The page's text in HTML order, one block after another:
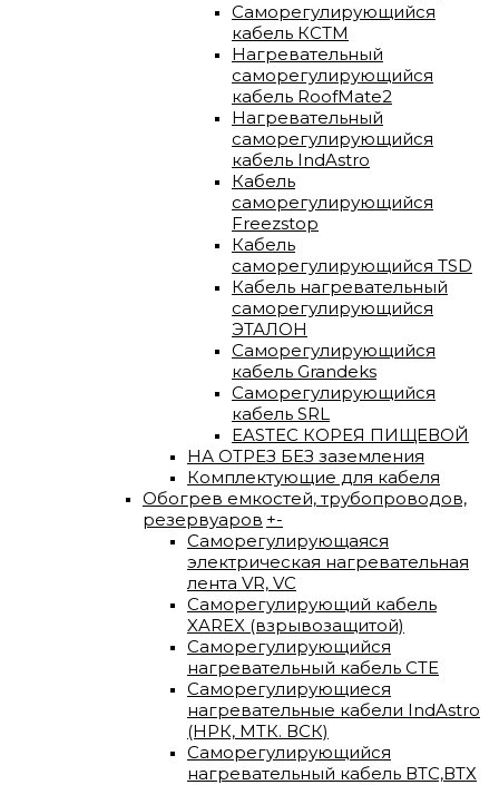
Саморегулирующийся
кабель КСТМ
Нагревательный
саморегулирующийся
кабель RoofMate2
Нагревательный
саморегулирующийся
кабель IndAstro
Кабель
саморегулирующийся
Freezstop
Кабель
саморегулирующийся TSD
Кабель нагревательный
саморегулирующийся
ЭТАЛОН
Саморегулирующийся
кабель Grandeks
Саморегулирующийся
кабель SRL
EASTEC КОРЕЯ ПИЩЕВОЙ
НА ОТРЕЗ БЕЗ заземления
Комплектующие для кабеля
Обогрев емкостей, трубопроводов,
резервуаров +-
Саморегулирующаяся
электрическая нагревательная
лента VR, VC
Саморегулирующий кабель
XAREX (взрывозащитой)
Саморегулирующийся
нагревательный кабель СТЕ
Саморегулирующиеся
нагревательные кабели IndAstro
(НРК, МТК. ВСК)
Саморегулирующийся
нагревательный кабель ВTС,ВТХ